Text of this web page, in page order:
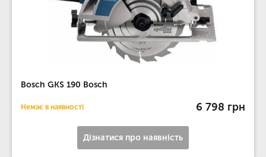
Bosch GKS 190 Bosch
Немає в наявності 6 798 грн
Дізнатися про наявність